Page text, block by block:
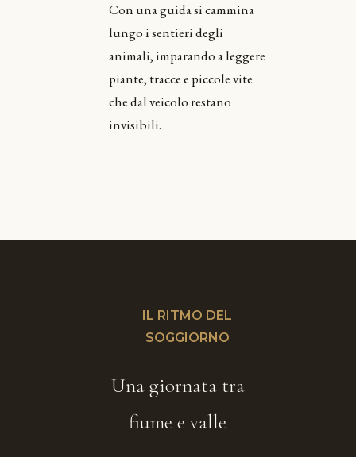
Con una guida si cammina
lungo i sentieri degli
animali, imparando a leggere
piante, tracce e piccole vite
che dal veicolo restano
invisibili.
IL RITMO DEL
SOGGIORNO
Una giornata tra
fiume e valle